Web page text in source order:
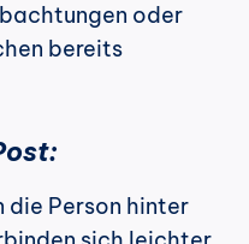
oder
bereits
die Person hinter